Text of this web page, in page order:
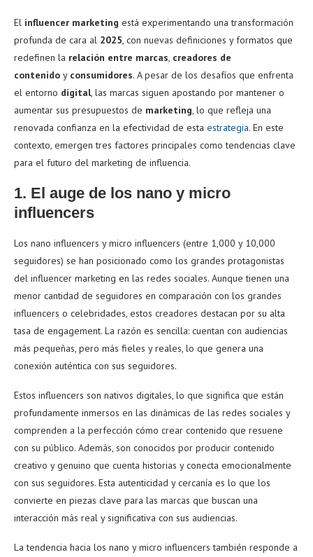
El influencer marketing está experimentando una transformación
profunda de cara al 2025, con nuevas definiciones y formatos que
redefinen la relación entre marcas, creadores de
contenido y consumidores. A pesar de los desafíos que enfrenta
el entorno digital, las marcas siguen apostando por mantener o
aumentar sus presupuestos de marketing, lo que refleja una
renovada confianza en la efectividad de esta estrategia. En este
contexto, emergen tres factores principales como tendencias clave
para el futuro del marketing de influencia.
1. El auge de los nano y micro
influencers
Los nano influencers y micro influencers (entre 1,000 y 10,000
seguidores) se han posicionado como los grandes protagonistas
del influencer marketing en las redes sociales. Aunque tienen una
menor cantidad de seguidores en comparación con los grandes
influencers o celebridades, estos creadores destacan por su alta
tasa de engagement. La razón es sencilla: cuentan con audiencias
más pequeñas, pero más fieles y reales, lo que genera una
conexión auténtica con sus seguidores.
Estos influencers son nativos digitales, lo que significa que están
profundamente inmersos en las dinámicas de las redes sociales y
comprenden a la perfección cómo crear contenido que resuene
con su público. Además, son conocidos por producir contenido
creativo y genuino que cuenta historias y conecta emocionalmente
con sus seguidores. Esta autenticidad y cercanía es lo que los
convierte en piezas clave para las marcas que buscan una
interacción más real y significativa con sus audiencias.
La tendencia hacia los nano y micro influencers también responde a